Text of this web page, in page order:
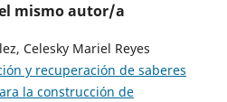
mismo autor/a
Celesky Mariel Reyes
y recuperación de saberes
la construcción de